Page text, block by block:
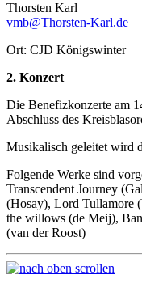
Thorsten Karl
vmb@Thorsten-Karl.de
Ort: CJD Königswinter
2. Konzert
Die Benefizkonzerte am
Abschluss des
Musikalisch geleitet wird
Folgende Werke sind
Transcendent Journey
(Hosay), Lord Tullamore
the willows (de Meij),
(van der Roost)